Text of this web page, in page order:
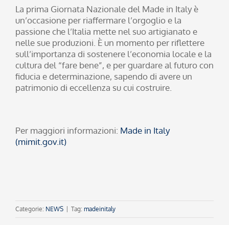
La prima Giornata Nazionale del Made in Italy è
un’occasione per riaffermare l’orgoglio e la
passione che l’Italia mette nel suo artigianato e
nelle sue produzioni. È un momento per riflettere
sull’importanza di sostenere l’economia locale e la
cultura del “fare bene”, e per guardare al futuro con
fiducia e determinazione, sapendo di avere un
patrimonio di eccellenza su cui costruire.
Per maggiori informazioni: Made in Italy
(mimit.gov.it)
Categorie: NEWS Tag: madeinitaly